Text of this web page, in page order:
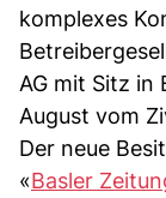
komplexes
AG mit Sitz in
August vom
Der neue
«Basler